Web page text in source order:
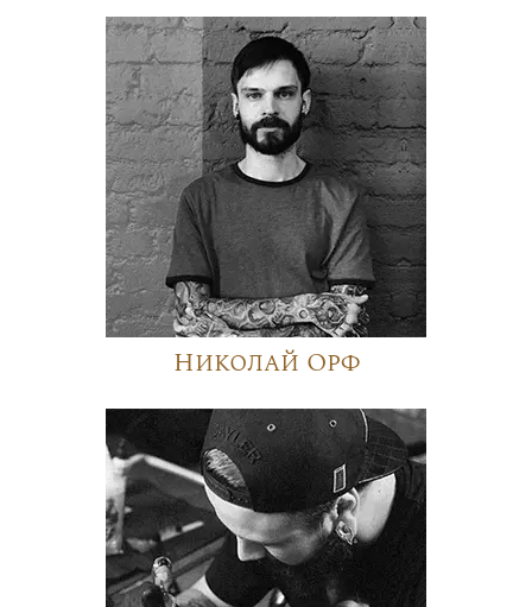
Николай Орф